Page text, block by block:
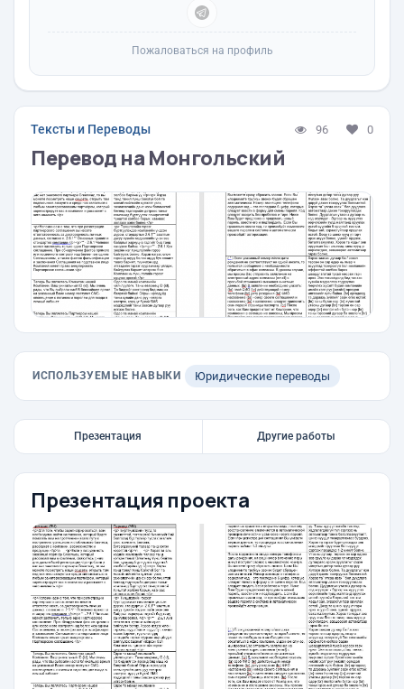
Пожаловаться на профиль
Тексты и Переводы 96 0
Перевод на Монгольский
ИСПОЛЬЗУЕМЫЕ НАВЫКИ Юридические переводы
Презентация Другие работы
Презентация проекта